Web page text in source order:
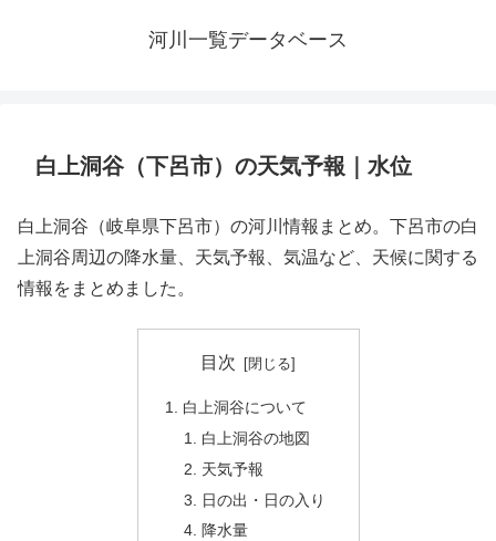
河川一覧データベース
白上洞谷（下呂市）の天気予報｜水位
白上洞谷（岐阜県下呂市）の河川情報まとめ。下呂市の白
上洞谷周辺の降水量、天気予報、気温など、天候に関する
情報をまとめました。
目次
白上洞谷について
白上洞谷の地図
天気予報
日の出・日の入り
降水量